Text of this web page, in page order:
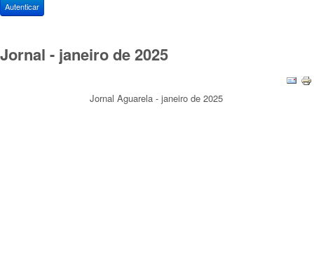
Autenticar
Jornal - janeiro de 2025
Jornal Aguarela - janeiro de 2025